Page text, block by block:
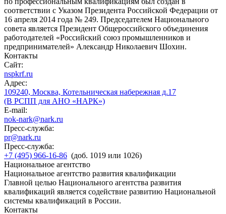
соответствии с Указом Президента Российской Федерации от
16 апреля 2014 года № 249. Председателем Национального
совета является Президент Общероссийского объединения
работодателей «Российский союз промышленников и
предпринимателей» Александр Николаевич Шохин.
Контакты
Сайт:
nspkrf.ru
Адрес:
109240, Москва, Котельническая набережная д.17
(В РСПП для АНО «НАРК»)
E-mail:
nok-nark@nark.ru
Пресс-служба:
pr@nark.ru
Пресс-служба:
+7 (495) 966-16-86 (доб. 1019 или 1026)
Национальное агентство
Национальное агентство развития квалификации
Главной целью Национального агентства развития
квалификаций является содействие развитию Национальной
системы квалификаций в России.
Контакты